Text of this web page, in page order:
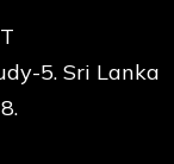
5. Sri Lanka